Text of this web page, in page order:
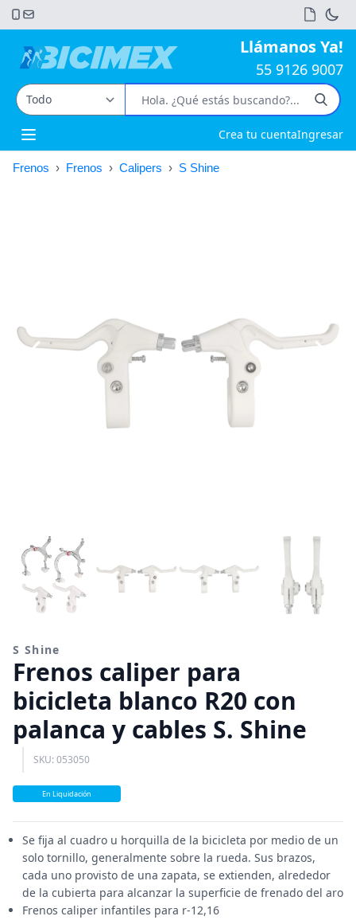
Llámanos Ya!
55 9126 9007
Open main menu Crea tu cuentaIngresar
Frenos › Frenos › Calipers › S Shine
S Shine
Frenos caliper para
bicicleta blanco R20 con
palanca y cables S. Shine
SKU: 053050
En Liquidación
Se fija al cuadro u horquilla de la bicicleta por medio de un
solo tornillo, generalmente sobre la rueda. Sus brazos,
cada uno provisto de una zapata, se extienden, alrededor
de la cubierta para alcanzar la superficie de frenado del aro
Frenos caliper infantiles para r-12,16